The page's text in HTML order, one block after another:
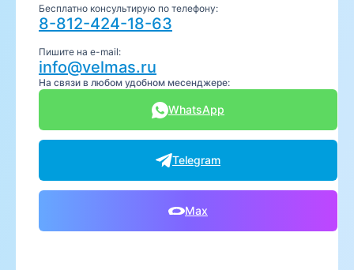
Бесплатно консультирую по телефону:
8-812-424-18-63
Пишите на e-mail:
info@velmas.ru
На связи в любом удобном месенджере:
WhatsApp
Telegram
Max